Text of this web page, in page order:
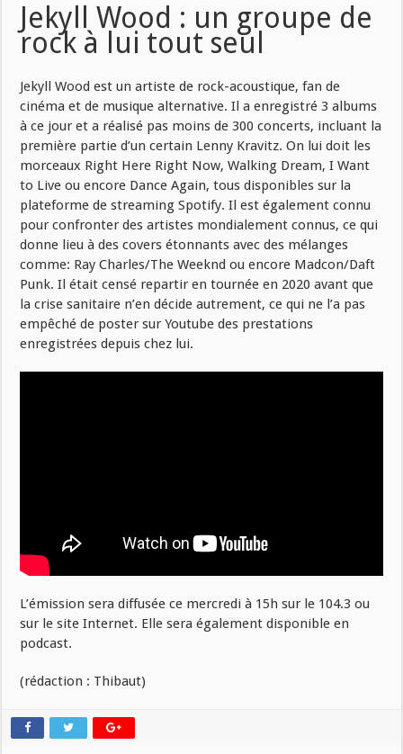
Jekyll Wood : un groupe de
rock à lui tout seul
Jekyll Wood est un artiste de rock-acoustique, fan de
cinéma et de musique alternative. Il a enregistré 3 albums
à ce jour et a réalisé pas moins de 300 concerts, incluant la
première partie d’un certain Lenny Kravitz. On lui doit les
morceaux Right Here Right Now, Walking Dream, I Want
to Live ou encore Dance Again, tous disponibles sur la
plateforme de streaming Spotify. Il est également connu
pour confronter des artistes mondialement connus, ce qui
donne lieu à des covers étonnants avec des mélanges
comme: Ray Charles/The Weeknd ou encore Madcon/Daft
Punk. Il était censé repartir en tournée en 2020 avant que
la crise sanitaire n’en décide autrement, ce qui ne l’a pas
empêché de poster sur Youtube des prestations
enregistrées depuis chez lui.
L’émission sera diffusée ce mercredi à 15h sur le 104.3 ou
sur le site Internet. Elle sera également disponible en
podcast.
(rédaction : Thibaut)